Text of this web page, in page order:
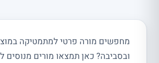
מחפשים מורה פרטי למתמטיקה
ובסביבה? כאן תמצאו מורים מנוסים